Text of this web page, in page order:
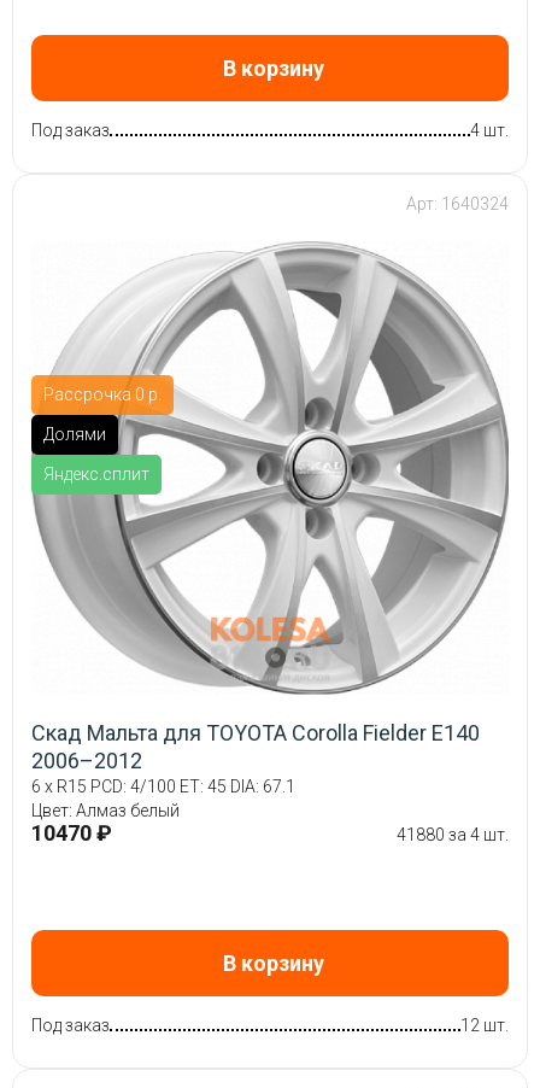
В корзину
Под заказ 4 шт.
Рассрочка 0 р.
Долями
Яндекс.сплит
Арт: 1640324
Скад Мальта для TOYOTA Corolla Fielder E140
2006–2012
6 x R15 PCD: 4/100 ET: 45 DIA: 67.1
Цвет: Алмаз белый
10470 ₽ 41880 за 4 шт.
В корзину
Под заказ 12 шт.